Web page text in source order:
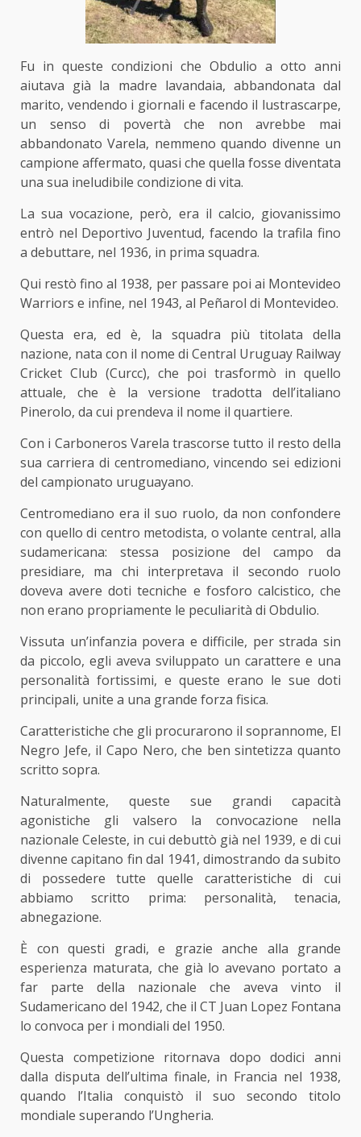
Fu in queste condizioni che Obdulio a otto anni
aiutava già la madre lavandaia, abbandonata dal
marito, vendendo i giornali e facendo il lustrascarpe,
un senso di povertà che non avrebbe mai
abbandonato Varela, nemmeno quando divenne un
campione affermato, quasi che quella fosse diventata
una sua ineludibile condizione di vita.
La sua vocazione, però, era il calcio, giovanissimo
entrò nel Deportivo Juventud, facendo la trafila fino
a debuttare, nel 1936, in prima squadra.
Qui restò fino al 1938, per passare poi ai Montevideo
Warriors e infine, nel 1943, al Peñarol di Montevideo.
Questa era, ed è, la squadra più titolata della
nazione, nata con il nome di Central Uruguay Railway
Cricket Club (Curcc), che poi trasformò in quello
attuale, che è la versione tradotta dell’italiano
Pinerolo, da cui prendeva il nome il quartiere.
Con i Carboneros Varela trascorse tutto il resto della
sua carriera di centromediano, vincendo sei edizioni
del campionato uruguayano.
Centromediano era il suo ruolo, da non confondere
con quello di centro metodista, o volante central, alla
sudamericana: stessa posizione del campo da
presidiare, ma chi interpretava il secondo ruolo
doveva avere doti tecniche e fosforo calcistico, che
non erano propriamente le peculiarità di Obdulio.
Vissuta un’infanzia povera e difficile, per strada sin
da piccolo, egli aveva sviluppato un carattere e una
personalità fortissimi, e queste erano le sue doti
principali, unite a una grande forza fisica.
Caratteristiche che gli procurarono il soprannome, El
Negro Jefe, il Capo Nero, che ben sintetizza quanto
scritto sopra.
Naturalmente, queste sue grandi capacità
agonistiche gli valsero la convocazione nella
nazionale Celeste, in cui debuttò già nel 1939, e di cui
divenne capitano fin dal 1941, dimostrando da subito
di possedere tutte quelle caratteristiche di cui
abbiamo scritto prima: personalità, tenacia,
abnegazione.
È con questi gradi, e grazie anche alla grande
esperienza maturata, che già lo avevano portato a
far parte della nazionale che aveva vinto il
Sudamericano del 1942, che il CT Juan Lopez Fontana
lo convoca per i mondiali del 1950.
Questa competizione ritornava dopo dodici anni
dalla disputa dell’ultima finale, in Francia nel 1938,
quando l’Italia conquistò il suo secondo titolo
mondiale superando l’Ungheria.